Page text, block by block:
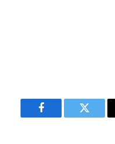
Facebook Twitter